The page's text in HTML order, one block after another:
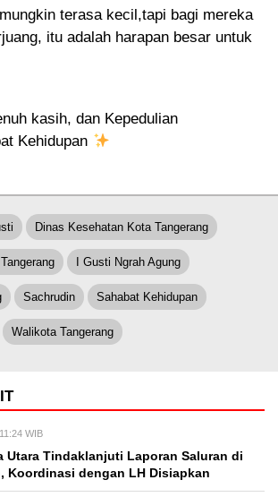
terasa kecil,tapi bagi mereka
itu adalah harapan besar untuk
kasih, dan Kepedulian
Kehidupan
Dinas Kesehatan Kota Tangerang
I Gusti Ngrah Agung
Sachrudin Sahabat Kehidupan
Walikota Tangerang
WIB
Utara Tindaklanjuti Laporan Saluran di
Koordinasi dengan LH Disiapkan